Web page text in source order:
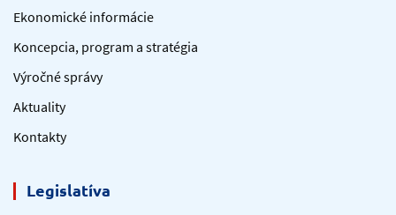
Ekonomické informácie
Koncepcia, program a stratégia
Výročné správy
Aktuality
Kontakty
Legislatíva